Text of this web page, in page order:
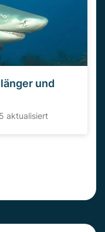
und
aktualisiert